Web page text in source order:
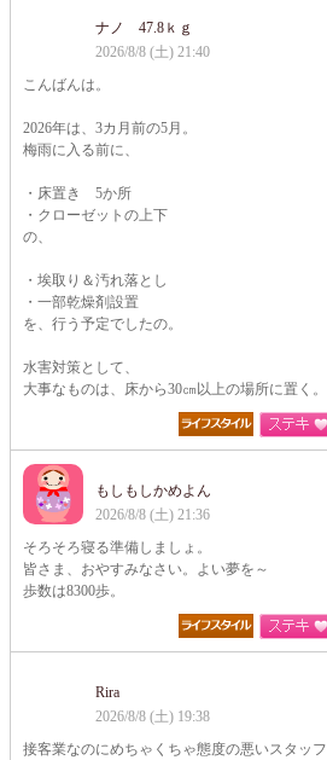
ナノ 47.8ｋｇ
2026/8/8 (土) 21:40
こんばんは。
2026年は、3カ月前の5月。
梅雨に入る前に、
・床置き 5か所
・クローゼットの上下
の、
・埃取り＆汚れ落とし
・一部乾燥剤設置
を、行う予定でしたの。
水害対策として、
大事なものは、床から30㎝以上の場所に置く。
もしもしかめよん
2026/8/8 (土) 21:36
そろそろ寝る準備しましょ。
皆さま、おやすみなさい。よい夢を～
歩数は8300歩。
Rira
2026/8/8 (土) 19:38
接客業なのにめちゃくちゃ態度の悪いスタッフ